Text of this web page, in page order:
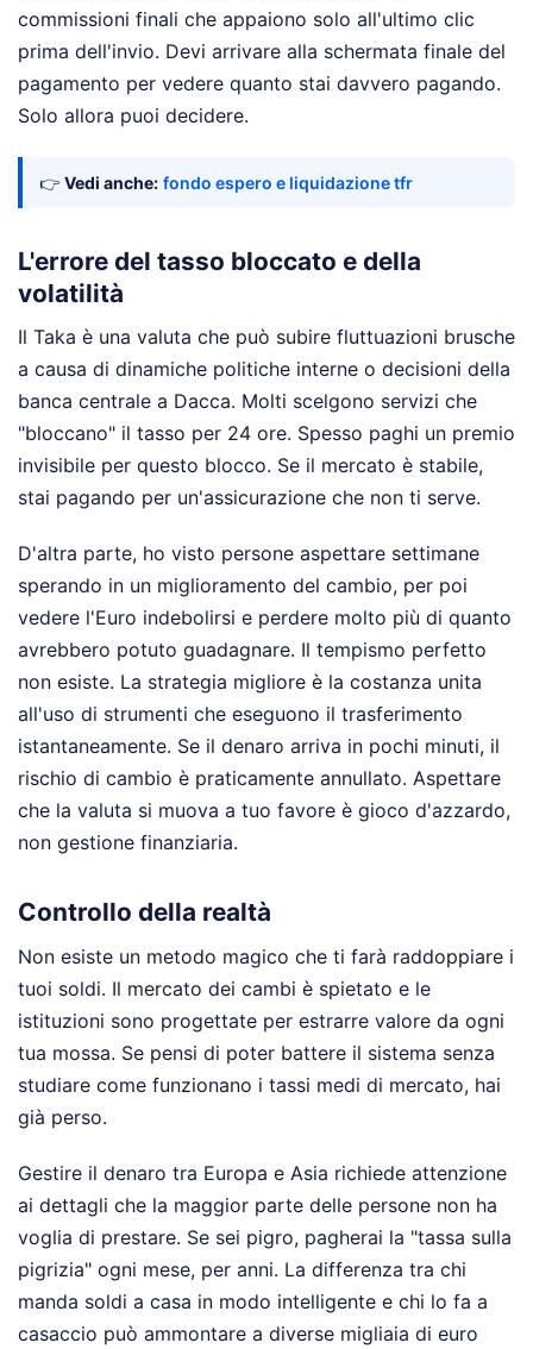
commissioni finali che appaiono solo all'ultimo clic
prima dell'invio. Devi arrivare alla schermata finale del
pagamento per vedere quanto stai davvero pagando.
Solo allora puoi decidere.
👉 Vedi anche: fondo espero e liquidazione tfr
L'errore del tasso bloccato e della
volatilità
Il Taka è una valuta che può subire fluttuazioni brusche
a causa di dinamiche politiche interne o decisioni della
banca centrale a Dacca. Molti scelgono servizi che
"bloccano" il tasso per 24 ore. Spesso paghi un premio
invisibile per questo blocco. Se il mercato è stabile,
stai pagando per un'assicurazione che non ti serve.
D'altra parte, ho visto persone aspettare settimane
sperando in un miglioramento del cambio, per poi
vedere l'Euro indebolirsi e perdere molto più di quanto
avrebbero potuto guadagnare. Il tempismo perfetto
non esiste. La strategia migliore è la costanza unita
all'uso di strumenti che eseguono il trasferimento
istantaneamente. Se il denaro arriva in pochi minuti, il
rischio di cambio è praticamente annullato. Aspettare
che la valuta si muova a tuo favore è gioco d'azzardo,
non gestione finanziaria.
Controllo della realtà
Non esiste un metodo magico che ti farà raddoppiare i
tuoi soldi. Il mercato dei cambi è spietato e le
istituzioni sono progettate per estrarre valore da ogni
tua mossa. Se pensi di poter battere il sistema senza
studiare come funzionano i tassi medi di mercato, hai
già perso.
Gestire il denaro tra Europa e Asia richiede attenzione
ai dettagli che la maggior parte delle persone non ha
voglia di prestare. Se sei pigro, pagherai la "tassa sulla
pigrizia" ogni mese, per anni. La differenza tra chi
manda soldi a casa in modo intelligente e chi lo fa a
casaccio può ammontare a diverse migliaia di euro